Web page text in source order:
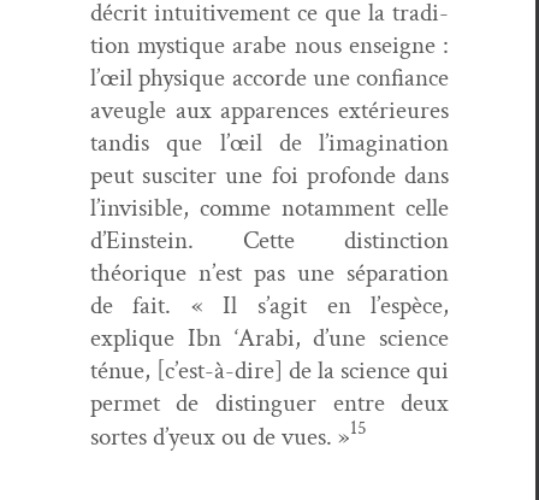
décrit intu­itive­ment ce que la tra­di­
tion mys­tique arabe nous enseigne :
l’œil physique accorde une con­fi­ance
aveu­gle aux apparences extérieures
tan­dis que l’œil de l’imagination
peut sus­citer une foi pro­fonde dans
l’invisible, comme notam­ment celle
d’Einstein. Cette dis­tinc­tion
théorique n’est pas une sépa­ra­tion
de fait. « Il s’agit en l’espèce,
explique Ibn ‘Ara­bi, d’une sci­ence
ténue, [c’est-à-dire] de la sci­ence qui
per­met de dis­tinguer entre deux
sortes d’yeux ou de vues. »15